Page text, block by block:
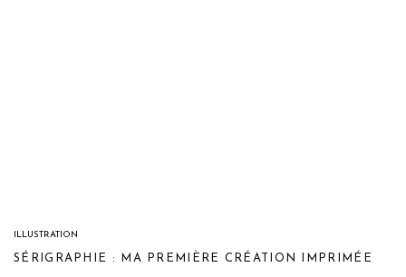
ILLUSTRATION
SÉRIGRAPHIE : MA PREMIÈRE CRÉATION IMPRIMÉE